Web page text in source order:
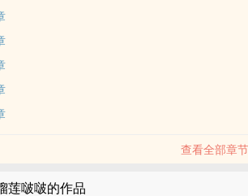
查看全部章节
莲啵啵的作品